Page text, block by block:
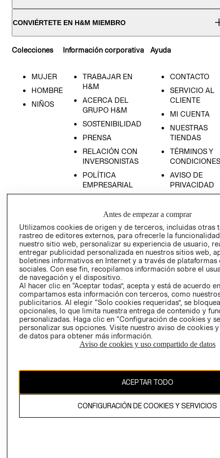
CONVIÉRTETE EN H&M MIEMBRO
Colecciones
MUJER
HOMBRE
NIÑOS
Información corporativa
TRABAJAR EN
H&M
ACERCA DEL
GRUPO H&M
SOSTENIBILIDAD
PRENSA
RELACIÓN CON
INVERSONISTAS
POLÍTICA
EMPRESARIAL
Ayuda
CONTACTO
SERVICIO AL
CLIENTE
MI CUENTA
NUESTRAS
TIENDAS
TÉRMINOS Y
CONDICIONES
AVISO DE
PRIVACIDAD
AVISO DE
LIBRO DE
Ecuador ($)
CAMBIAR REGIÓN
propiedad de H&M Hennes & Mauritz AB.
Antes de empezar a comprar
Utilizamos cookies de origen y de terceros, incluidas otras
rastreo de editores externos, para ofrecerle la
nuestro sitio web, personalizar su experiencia de usuario,
entregar publicidad personalizada en nuestros sitios web,
boletines informativos en Internet y a través de plataformas
sociales. Con ese fin, recopilamos información sobre el
de navegación y el dispositivo.
Al hacer clic en “Aceptar todas”, acepta y está de acuerdo
compartamos esta información con terceros, como
publicitarios. Al elegir “Solo cookies requeridas”, se
opcionales, lo que limita nuestra entrega de contenido y
personalizadas. Haga clic en “Configuración de cookies y
personalizar sus opciones. Visite nuestro aviso de cookies
de datos para obtener más información.
Aviso de cookies y uso compartido de datos
ACEPTAR TODO
CONFIGURACIÓN DE COOKIES Y SERVICIOS